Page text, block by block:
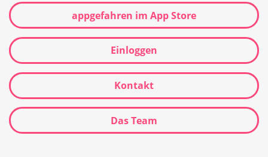
appgefahren im App Store
Einloggen
Kontakt
Das Team